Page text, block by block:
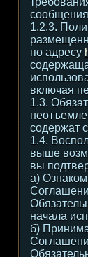
1.2.3.
по адресу
включая
1.3.
содержат
1.4.
выше
вы
а)
начала
б)